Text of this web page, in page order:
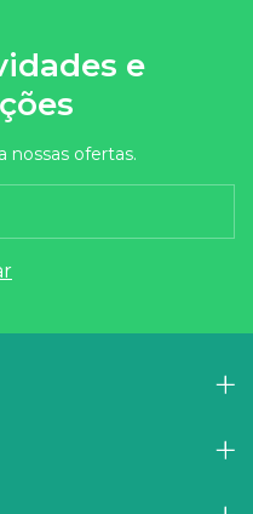
e
nossas ofertas.